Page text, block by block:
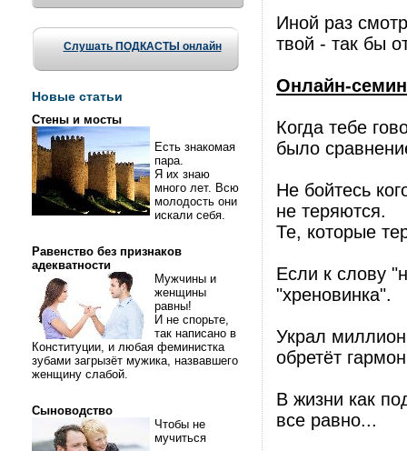
Слушать ПОДКАСТЫ онлайн
Новые статьи
Стены и мосты
Есть знакомая
пара.
Я их знаю
много лет. Всю
молодость они
искали себя.
Равенство без признаков
адекватности
Мужчины и
женщины
равны!
И не спорьте,
так написано в
Конституции, и любая феминистка
зубами загрызёт мужика, назвавшего
женщину слабой.
Сыноводство
Чтобы не
мучиться
Иной раз
твой - так бы
Онлайн-
Когда тебе
было
Не бойтесь
не теряются.
Те, которые
Если к слову
"хреновинка".
Украл
обретёт
В жизни как
все равно...